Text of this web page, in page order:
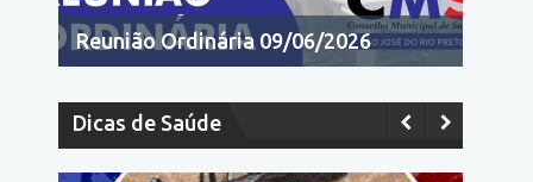
Reunião Ordinária 09/06/2026
Dicas de Saúde